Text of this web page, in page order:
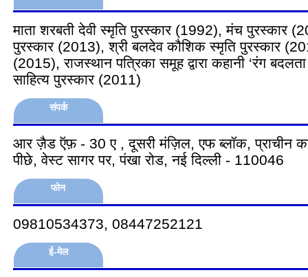
माता शरबती देवी स्मृति पुरस्कार (1992), मंच पुरस्कार
पुरस्कार (2013), श्री बलदेव कौशिक स्मृति पुरस्कार
(2015), राजस्थान पत्रिका समूह द्वारा कहानी ‘रंग
साहित्य पुरस्कार (2011)
संपर्क
आर ज़ैड ऍफ़ - 30 ए , दूसरी मंज़िल, एफ ब्लॉक, प्राचीन
पीछे, वेस्ट सागर पर, पंखा रोड, नई दिल्ली - 110046
फोन
09810534373, 08447252121
ई-मेल